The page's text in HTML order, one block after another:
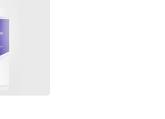
竞争的当下。从并购涉及的行
加入凸显当前的经济转型轨
传统行业的渗透、新兴行业在
重越来越大，新兴产业将逐步
泥、化工这些传统行业，成为
力量。 中研普华发布《2025-
比较、供需状况等，是企业了
状况必不可少的助手。在形式
据和图表为主，突出文章的可
套话和空话。报告附加了与行
法规目录、主要企业信息及行
资者和业界人士提供了一幅生
研究咨询报告由中研普华咨
求和更高的环保标准。 目
处于转型升级的关键时期。一
品如水泥、玻璃、陶瓷等面临
染等问题，需要通过技术创新
升竞争力和可持续发展能力。
如高性能保温材料、绿色建筑